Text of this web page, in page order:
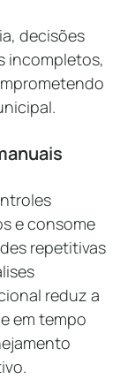
decisões
incompletos,
e consome
repetitivas
reduz a
em tempo